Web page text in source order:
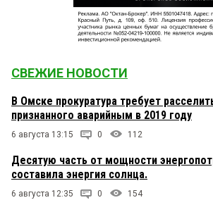
СВЕЖИЕ НОВОСТИ
В Омске прокуратура требует
признанного аварийным в 2019 году
6 августа 13:15 0 112
Десятую часть от мощности
составила энергия солнца.
6 августа 12:35 0 154